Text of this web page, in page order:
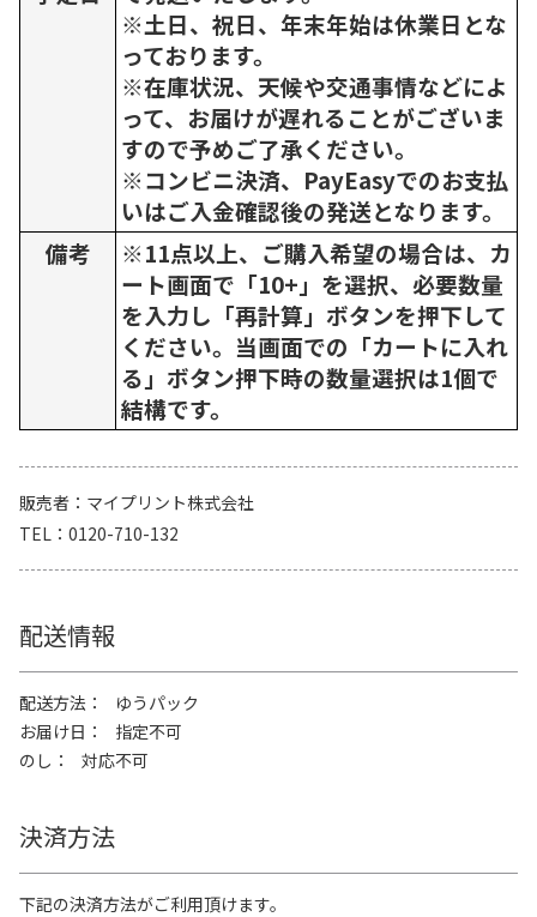
※土日、祝日、年末年始は休業日とな
っております。
※在庫状況、天候や交通事情などによ
って、お届けが遅れることがございま
すので予めご了承ください。
※コンビニ決済、PayEasyでのお支払
いはご入金確認後の発送となります。
備考
※11点以上、ご購入希望の場合は、カ
ート画面で「10+」を選択、必要数量
を入力し「再計算」ボタンを押下して
ください。当画面での「カートに入れ
る」ボタン押下時の数量選択は1個で
結構です。
販売者
マイプリント株式会社
TEL
0120-710-132
配送情報
配送方法
ゆうパック
お届け日
指定不可
のし
対応不可
決済方法
下記の決済方法がご利用頂けます。